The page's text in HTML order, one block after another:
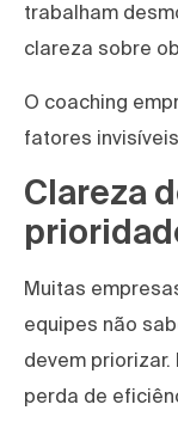
trabalham
clareza sobre
O coaching
fatores
Clareza
Muitas
equipes não
devem
perda de